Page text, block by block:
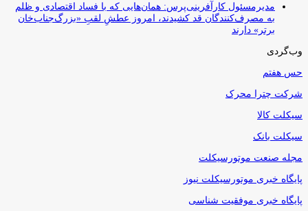
مدیرمسئول کارآفرینی‌پرس: همان‌هایی که با فساد اقتصادی و ظلم
به مصرف‌کنندگان قد کشیدند، امروز عطشِ لقبِ «بزرگ‌جناب‌خان
برتر» دارند
وب‌گردی
حس هفتم
شرکت چترا محرک
سیکلت کالا
سیکلت بانک
مجله صنعت موتورسیکلت
پایگاه خبری موتورسیکلت نیوز
پایگاه خبری موفقیت شناسی